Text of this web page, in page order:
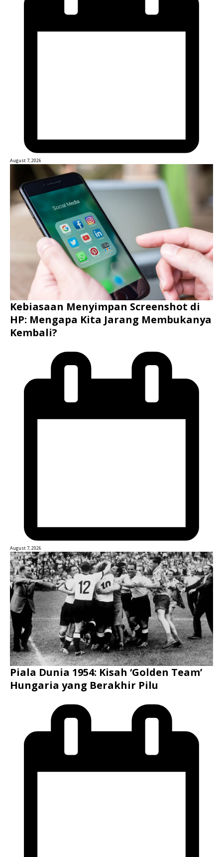
August 7, 2026
Kebiasaan Menyimpan Screenshot di
HP: Mengapa Kita Jarang Membukanya
Kembali?
August 7, 2026
Piala Dunia 1954: Kisah ‘Golden Team’
Hungaria yang Berakhir Pilu